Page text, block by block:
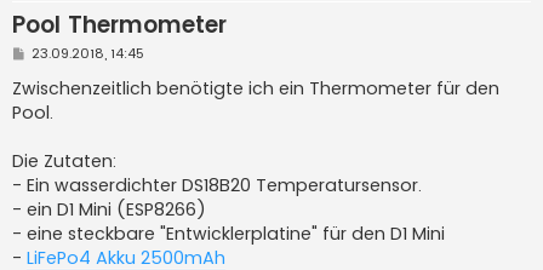
Pool Thermometer
B
i
t
r
23.09.2018, 14:45
Zwischenzeitlich benötigte ich ein Thermometer für den
Pool.
Die Zutaten:
- Ein wasserdichter DS18B20 Temperatursensor.
- ein D1 Mini (ESP8266)
- eine steckbare "Entwicklerplatine" für den D1 Mini
- LiFePo4 Akku 2500mAh